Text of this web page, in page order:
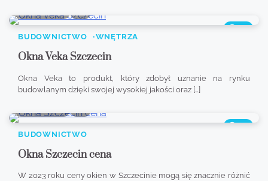
481
BUDOWNICTWO
WNĘTRZA
Okna Veka Szczecin
Okna Veka to produkt, który zdobył uznanie na rynku
budowlanym dzięki swojej wysokiej jakości oraz […]
357
BUDOWNICTWO
Okna Szczecin cena
W 2023 roku ceny okien w Szczecinie mogą się znacznie różnić